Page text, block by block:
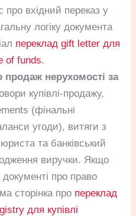
про вхідний переказ у
логіку документа
переклад gift letter для
of funds.
нерухомості за
купівлі-продажу,
(фінальні
угоди), витяги з
та банківський
виручки. Якщо
про право
сторінка про переклад
для купівлі